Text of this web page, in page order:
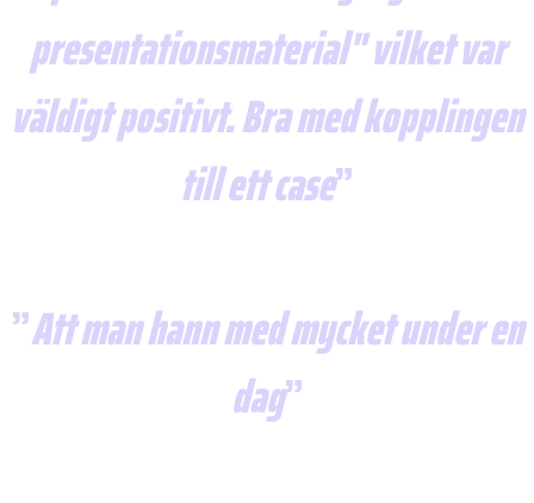
presentationsmaterial" vilket var
väldigt positivt. Bra med kopplingen
till ettcase
Att man hann med mycket under en
dag